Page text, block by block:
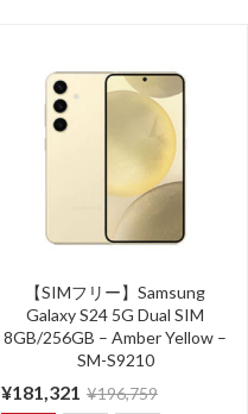
【SIMフリー】Samsung
Galaxy S24 5G Dual SIM
8GB/256GB – Amber Yellow –
SM-S9210
¥181,321 ¥196,759